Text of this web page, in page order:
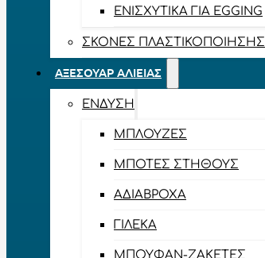
ΕΝΙΣΧΥΤΙΚΆ ΓΙΑ EGGING
ΣΚΌΝΕΣ ΠΛΑΣΤΙΚΟΠΟΊΗΣΗΣ
ΑΞΕΣΟΥΆΡ ΑΛΙΕΊΑΣ
ΈΝΔΥΣΗ
ΜΠΛΟΎΖΕΣ
ΜΠΌΤΕΣ ΣΤΉΘΟΥΣ
ΑΔΙΆΒΡΟΧΑ
ΓΙΛΈΚΑ
ΜΠΟΥΦΆΝ-ΖΑΚΈΤΕΣ